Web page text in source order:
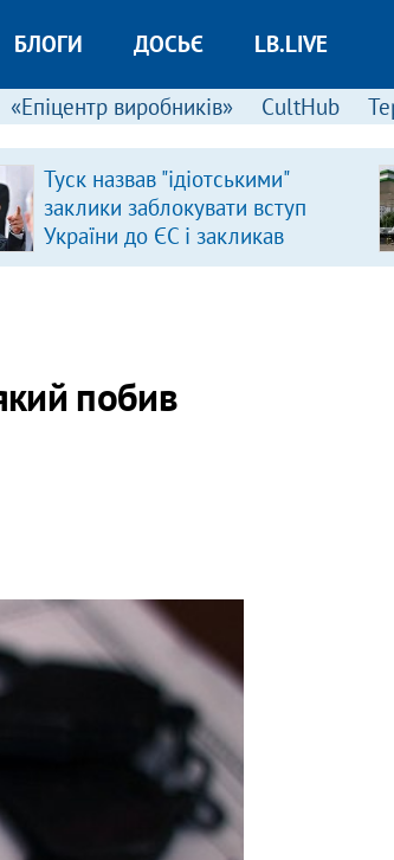
БЛОГИ ДОСЬЄ LB.LIVE
«Епіцентр виробників» CultHub
Туск назвав "ідіотськими"
заклики заблокувати вступ
України до ЄС і закликав
припинити антиукраїнську
побив